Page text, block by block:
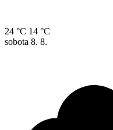
24 °C 14 °C
sobota 8. 8.